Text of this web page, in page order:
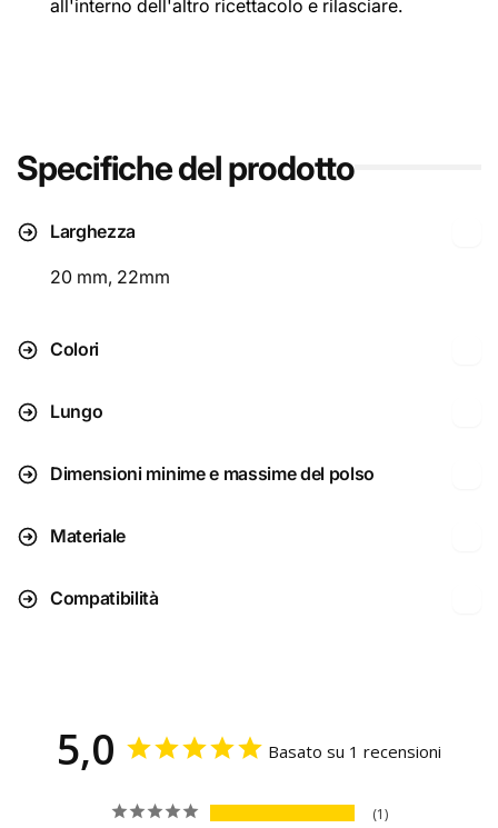
all'interno dell'altro ricettacolo e rilasciare.
Specifiche del prodotto
Larghezza
20 mm, 22mm
Colori
Lungo
Dimensioni minime e massime del polso
Materiale
Compatibilità
5,0 Basato su 1 recensioni
1